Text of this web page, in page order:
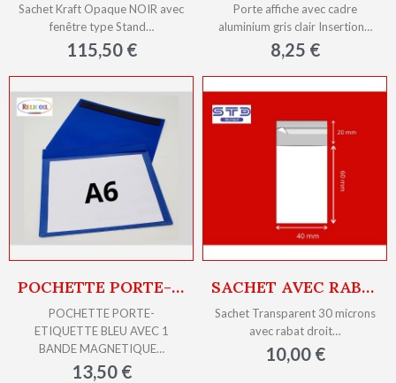
Sachet Kraft Opaque NOIR avec
fenêtre type Stand…
115,50 €
Porte affiche avec cadre
aluminium gris clair Insertion…
8,25 €
POCHETTE PORTE-ETIQUETTE BLEU AVEC 1 BANDE MAGNETIQUE A6 PAR 10
POCHETTE PORTE-
ETIQUETTE BLEU AVEC 1
BANDE MAGNETIQUE…
13,50 €
SACHET AVEC RABAT ADHÉSIF 40 X 60 MM OPP 30 MICRONS PAR 1000
Sachet Transparent 30 microns
avec rabat droit…
10,00 €